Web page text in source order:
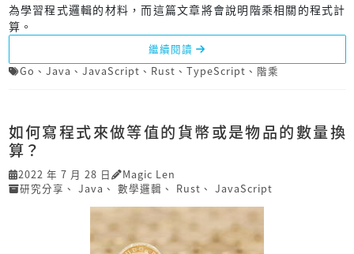
為學習程式邏輯的材料，而這篇文章將會說明階乘相關的程式計
算。
繼續閱讀
Go 、 Java 、 JavaScript 、 Rust 、 TypeScript 、 階乘
如何寫程式來做等值的貨幣或是物品的數量換
算？
2022 年 7 月 28 日
Magic Len
研究分享 、 Java 、 數學邏輯 、 Rust 、 JavaScript